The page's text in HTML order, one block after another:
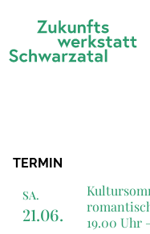
TERMIN
SA.
21.06.
19.00 Uhr